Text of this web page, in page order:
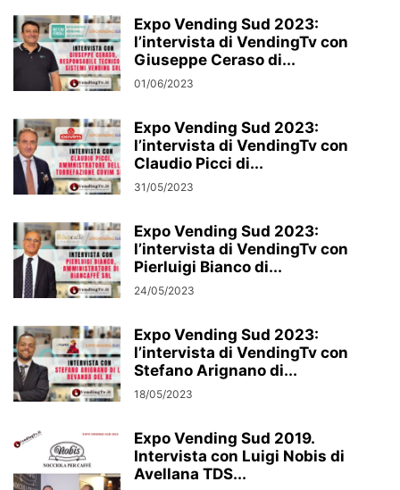
Expo Vending Sud 2023:
l’intervista di VendingTv con
Giuseppe Ceraso di...
01/06/2023
Expo Vending Sud 2023:
l’intervista di VendingTv con
Claudio Picci di...
31/05/2023
Expo Vending Sud 2023:
l’intervista di VendingTv con
Pierluigi Bianco di...
24/05/2023
Expo Vending Sud 2023:
l’intervista di VendingTv con
Stefano Arignano di...
18/05/2023
Expo Vending Sud 2019.
Intervista con Luigi Nobis di
Avellana TDS...